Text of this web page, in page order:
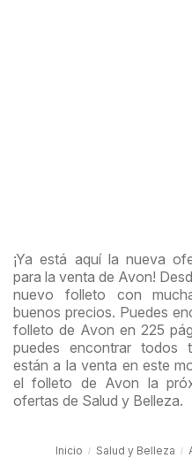
¡Ya está aquí la nueva
para la venta de Avon!
nuevo folleto con
buenos precios. Puedes
folleto de Avon en 225
puedes encontrar todos
están a la venta en este
el folleto de Avon la
ofertas de Salud y Belleza.
Inicio Salud y Belleza